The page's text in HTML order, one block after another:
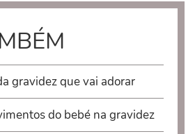
gravidez que vai adorar
do bebé na gravidez